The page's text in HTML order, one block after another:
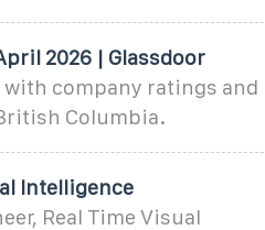
2026 | Glassdoor
company ratings and
Columbia.
Intelligence
Real Time Visual